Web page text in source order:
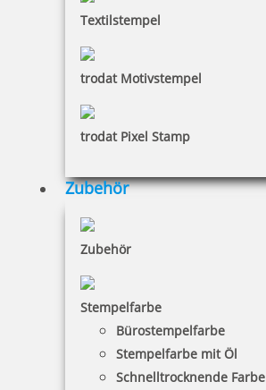
Textilstempel
trodat Motivstempel
trodat Pixel Stamp
Zubehör
Zubehör
Stempelfarbe
Bürostempelfarbe
Stempelfarbe mit Öl
Schnelltrocknende Farbe
Jetzt gestalten